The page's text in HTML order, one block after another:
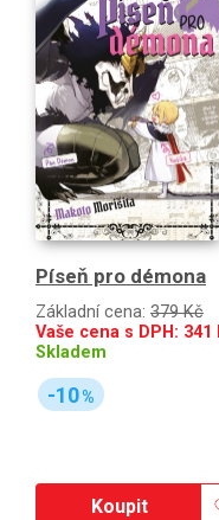
Píseň pro démona
Základní cena: 379 Kč
Vaše cena s DPH: 341
Skladem
-10%
Koupit